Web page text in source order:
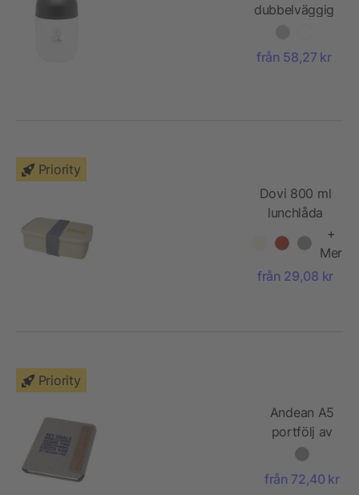
dubbelväggig
återvunnet
rostfritt stål
från 58,27 kr
Priority
Dovi 800 ml
lunchlåda
+
Mer
från 29,08 kr
Priority
Andean A5
portfölj av
RCS-
certifierat
återvunnet
från 72,40 kr